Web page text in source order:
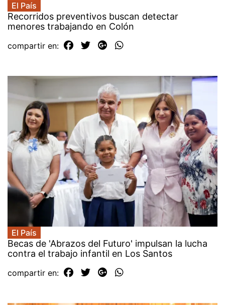
El País
Recorridos preventivos buscan detectar
menores trabajando en Colón
compartir en:
El País
Becas de 'Abrazos del Futuro' impulsan la lucha
contra el trabajo infantil en Los Santos
compartir en: